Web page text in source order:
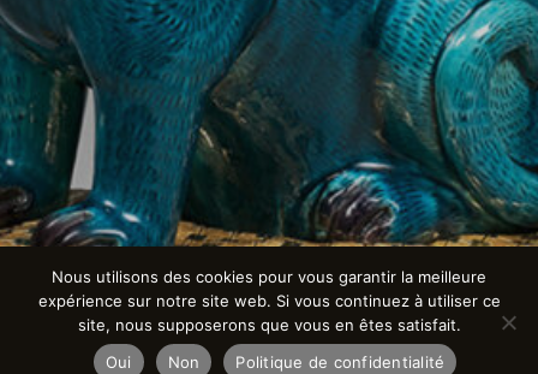
Nous utilisons des cookies pour vous garantir la meilleure
expérience sur notre site web. Si vous continuez à utiliser ce
site, nous supposerons que vous en êtes satisfait.
Oui
Non Politique de confidentialité